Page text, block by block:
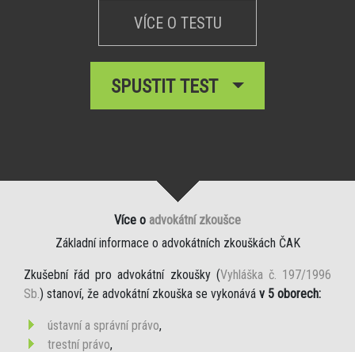
VÍCE O TESTU
SPUSTIT TEST
Více o advokátní zkoušce
Základní informace o advokátních zkouškách ČAK
Zkušební řád pro advokátní zkoušky (Vyhláška č. 197/1996
Sb.) stanoví, že advokátní zkouška se vykonává v 5 oborech:
ústavní a správní právo,
trestní právo,